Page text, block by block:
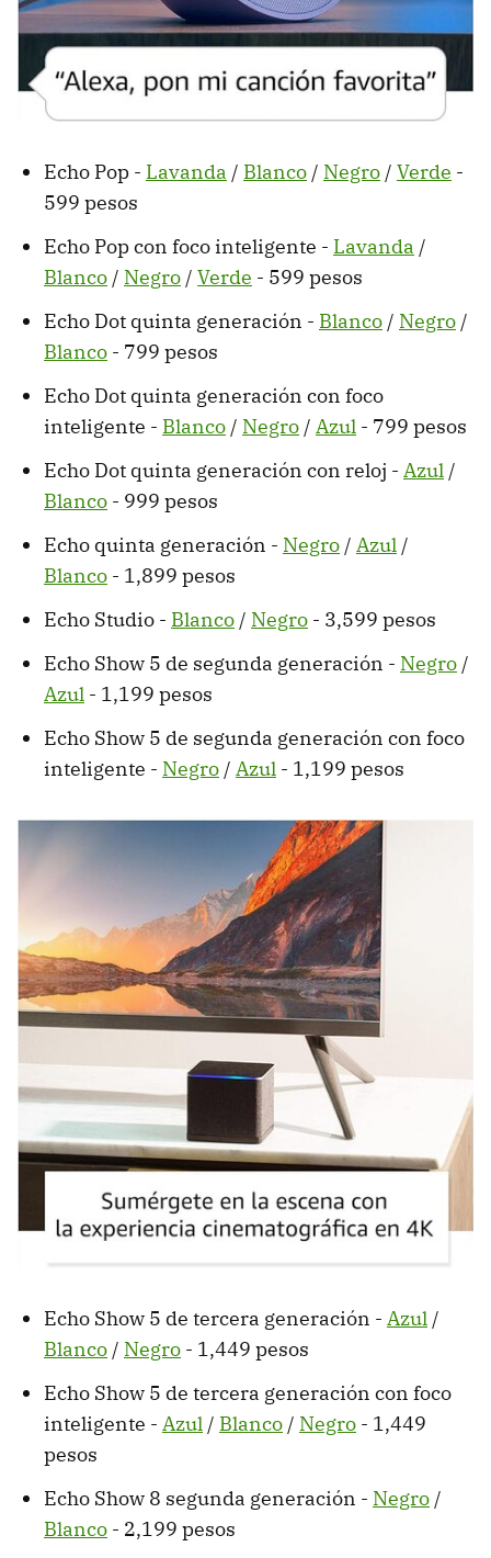
Echo Pop - Lavanda / Blanco / Negro / Verde -
599 pesos
Echo Pop con foco inteligente - Lavanda /
Blanco / Negro / Verde - 599 pesos
Echo Dot quinta generación - Blanco / Negro /
Blanco - 799 pesos
Echo Dot quinta generación con foco
inteligente - Blanco / Negro / Azul - 799 pesos
Echo Dot quinta generación con reloj - Azul /
Blanco - 999 pesos
Echo quinta generación - Negro / Azul /
Blanco - 1,899 pesos
Echo Studio - Blanco / Negro - 3,599 pesos
Echo Show 5 de segunda generación - Negro /
Azul - 1,199 pesos
Echo Show 5 de segunda generación con foco
inteligente - Negro / Azul - 1,199 pesos
Echo Show 5 de tercera generación - Azul /
Blanco / Negro - 1,449 pesos
Echo Show 5 de tercera generación con foco
inteligente - Azul / Blanco / Negro - 1,449
pesos
Echo Show 8 segunda generación - Negro /
Blanco - 2,199 pesos